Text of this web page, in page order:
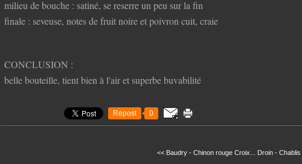
milieu de bouche : satiné, se reserre un peu sur la fin
finale : seveuse, notes de fruit noire et poivron cuit, craie
CONCLUSION :
belle bouteille, tient bien à l'air et superbe buvabilité
Repost 0
<< Baudry - Chinon rouge Croix... Droin -